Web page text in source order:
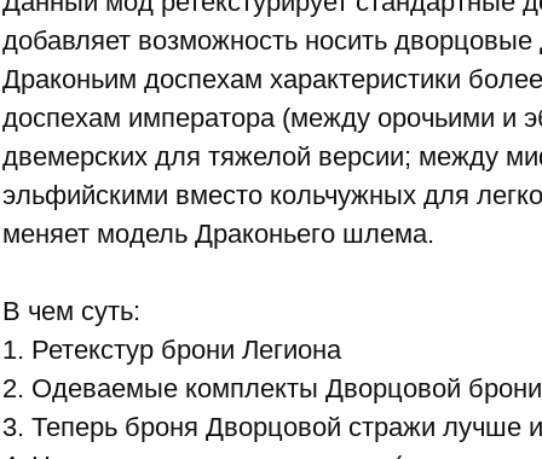
добавляет возможность носить дворцовые
Драконьим доспехам характеристики
доспехам императора (между орочьими и
двемерских для тяжелой версии; между
эльфийскими вместо кольчужных для
меняет модель Драконьего шлема.
В чем суть:
1. Ретекстур брони Легиона
2. Одеваемые комплекты Дворцовой брони
3. Теперь броня Дворцовой стражи лучше